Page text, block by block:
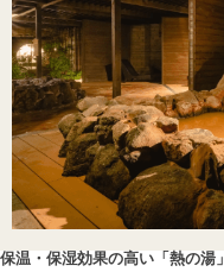
保温・保湿効果の高い「熱の湯」